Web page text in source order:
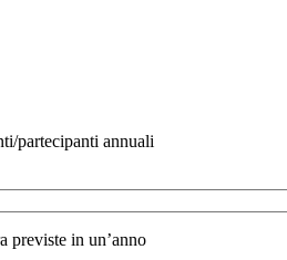
partecipanti annuali
previste in un’anno